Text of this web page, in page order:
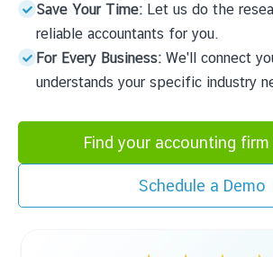
Save Your Time: Let us do the
reliable accountants for you.
For Every Business: We'll connect
understands your specific industry
Find your accounting firm
Schedule a Demo